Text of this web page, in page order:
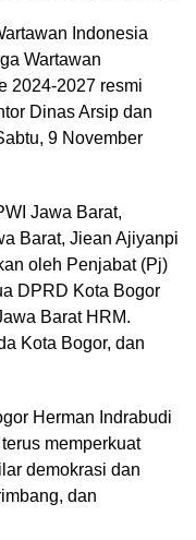
Indonesia
Wartawan
2024-2027 resmi
Dinas Arsip dan
9 November
Jawa Barat,
Barat, Jiean Ajiyanpi
oleh Penjabat (Pj)
DPRD Kota Bogor
Barat HRM.
Kota Bogor, dan
Herman Indrabudi
memperkuat
demokrasi dan
dan